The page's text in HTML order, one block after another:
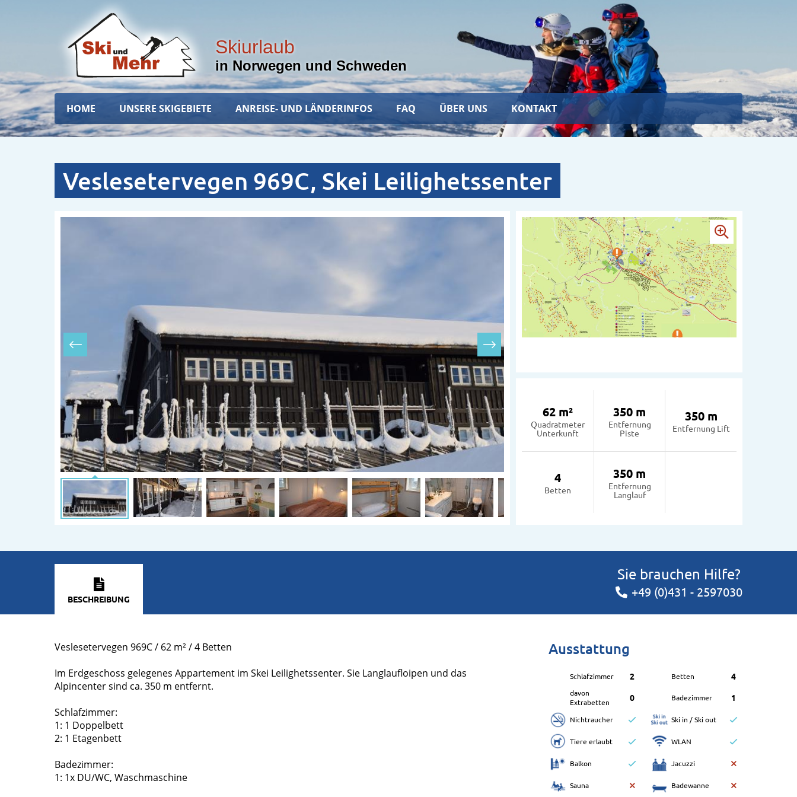
Skiurlaub
in Norwegen und Schweden
Hauptnavigation
HOME UNSERE SKIGEBIETE ANREISE- UND LÄNDERINFOS FAQ ÜBER UNS KONTAKT
Veslesetervegen 969C, Skei Leilighetssenter
62 m²
Quadratmeter
Unterkunft
350 m
Entfernung
Piste
350 m
Entfernung Lift
4
Betten
350 m
Entfernung
Langlauf
BESCHREIBUNG
Sie brauchen Hilfe?
+49 (0)431 - 2597030
Veslesetervegen 969C / 62 m² / 4 Betten
Im Erdgeschoss gelegenes Appartement im Skei Leilighetssenter. Sie Langlaufloipen und das
Alpincenter sind ca. 350 m entfernt.
Schlafzimmer:
1: 1 Doppelbett
2: 1 Etagenbett
Badezimmer:
1: 1x DU/WC, Waschmaschine
Ausstattung
Schlafzimmer 2 Betten 4
davon
Extrabetten
0 Badezimmer 1
Nichtraucher Ski in / Ski out
Tiere erlaubt WLAN
Balkon Jacuzzi
Sauna Badewanne